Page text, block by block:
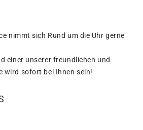
nimmt sich Rund um die Uhr gerne
einer unserer freundlichen und
wird sofort bei Ihnen sein!